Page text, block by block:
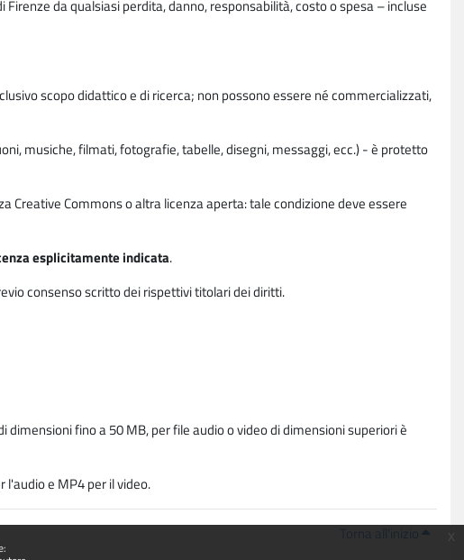
da qualsiasi perdita, danno, responsabilità, costo o spesa – incluse
scopo didattico e di ricerca; non possono essere né commercializzati,
musiche, filmati, fotografie, tabelle, disegni, messaggi, ecc.) - è protetto
Creative Commons o altra licenza aperta: tale condizione deve essere
esplicitamente indicata.
consenso scritto dei rispettivi titolari dei diritti.
fino a 50 MB, per file audio o video di dimensioni superiori è
e MP4 per il video.
Torna all'inizio